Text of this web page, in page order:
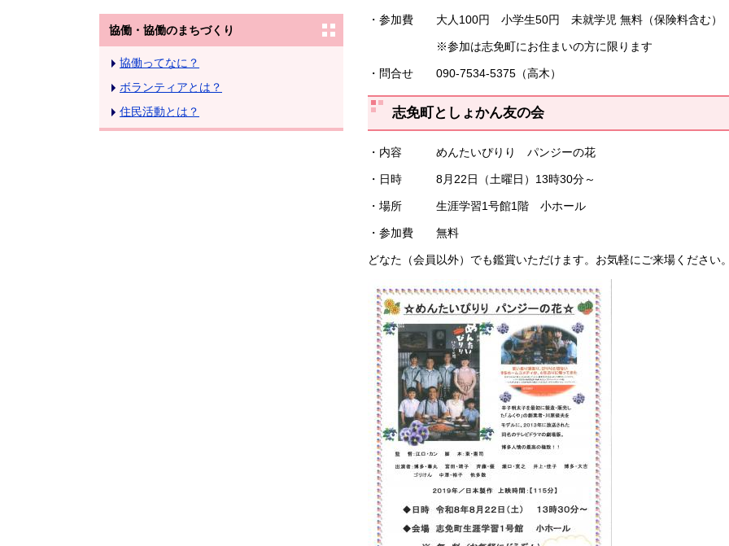
協働・協働のまちづくり
協働ってなに？
ボランティアとは？
住民活動とは？
・参加費 大人100円 小学生50円 未就学児 無料（保険料含む）
※参加は志免町にお住まいの方に限ります
・問合せ 090‐7534‐5375（高木）
志免町としょかん友の会
・内容 めんたいぴりり パンジーの花
・日時 8月22日（土曜日）13時30分～
・場所 生涯学習1号館1階 小ホール
・参加費 無料
どなた（会員以外）でも鑑賞いただけます。お気軽にご来場ください